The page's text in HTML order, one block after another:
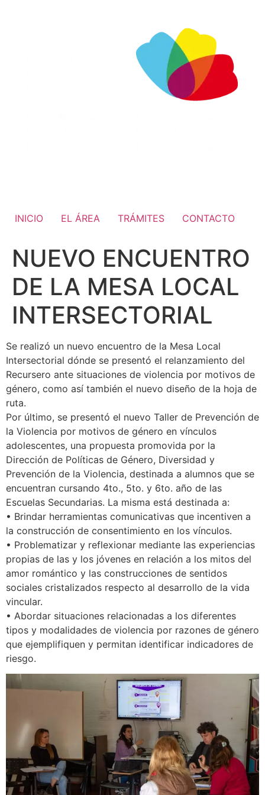
INICIO EL ÁREA TRÁMITES CONTACTO
NUEVO ENCUENTRO
DE LA MESA LOCAL
INTERSECTORIAL
Se realizó un nuevo encuentro de la Mesa Local
Intersectorial dónde se presentó el relanzamiento del
Recursero ante situaciones de violencia por motivos de
género, como así también el nuevo diseño de la hoja de
ruta.
Por último, se presentó el nuevo Taller de Prevención de
la Violencia por motivos de género en vínculos
adolescentes, una propuesta promovida por la
Dirección de Políticas de Género, Diversidad y
Prevención de la Violencia, destinada a alumnos que se
encuentran cursando 4to., 5to. y 6to. año de las
Escuelas Secundarias. La misma está destinada a:
• Brindar herramientas comunicativas que incentiven a
la construcción de consentimiento en los vínculos.
• Problematizar y reflexionar mediante las experiencias
propias de las y los jóvenes en relación a los mitos del
amor romántico y las construcciones de sentidos
sociales cristalizados respecto al desarrollo de la vida
vincular.
• Abordar situaciones relacionadas a los diferentes
tipos y modalidades de violencia por razones de género
que ejemplifiquen y permitan identificar indicadores de
riesgo.